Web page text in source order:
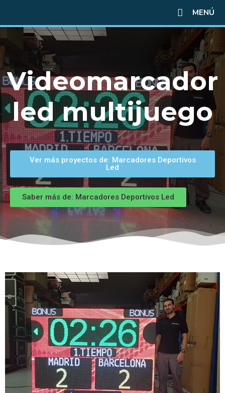
MENÚ
Videomarcador
led multijuego
Ver más proyectos de: Marcadores Deportivos
Led
Saber más de: Marcadores Deportivos Led